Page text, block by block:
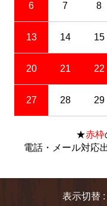
6 7 8
13 14 15
20 21 22
27 28 29
★赤枠
電話・メール対応
表示切替 :